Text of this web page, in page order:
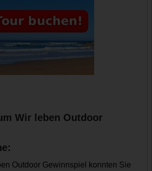
Wir leben Outdoor
Outdoor Gewinnspiel konnten Sie